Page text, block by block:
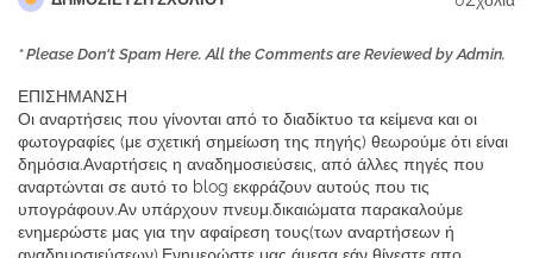
* Please Don't Spam Here. All the Comments are Reviewed by Admin.
ΕΠΙΣΗΜΑΝΣΗ
Οι αναρτήσεις που γίνονται από το διαδίκτυο τα κείμενα και οι
φωτογραφίες (με σχετική σημείωση της πηγής) θεωρούμε ότι είναι
δημόσια.Αναρτήσεις η αναδημοσιεύσεις, από άλλες πηγές που
αναρτώνται σε αυτό το blog εκφράζουν αυτούς που τις
υπογράφουν.Αν υπάρχουν πνευμ.δικαιώματα παρακαλούμε
ενημερώστε μας για την αφαίρεση τους(των αναρτήσεων ή